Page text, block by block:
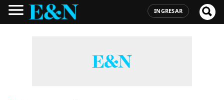
INGRESAR